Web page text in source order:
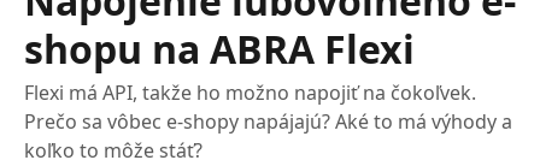
shopu na ABRA Flexi
Flexi má API, takže ho možno napojiť na čokoľvek.
Prečo sa vôbec e-shopy napájajú? Aké to má výhody a
koľko to môže stáť?